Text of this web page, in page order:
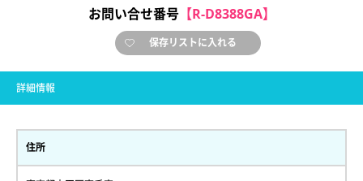
お問い合せ番号【R-D8388GA】
保存リストに入れる
詳細情報
住所